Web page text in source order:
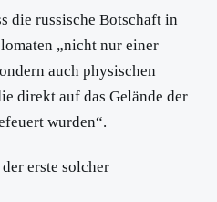
die russische Botschaft in
„nicht nur einer
auch physischen
direkt auf das Gelände der
wurden“.
erste solcher